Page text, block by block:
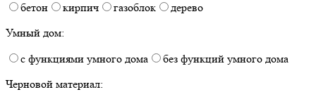
бетон
кирпич газоблок
дерево
Умный дом:
с функциями умного дома
без функций умного дома
Черновой материал: